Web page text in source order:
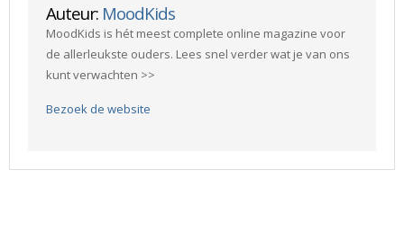
Auteur: MoodKids
MoodKids is hét meest complete online magazine voor
de allerleukste ouders. Lees snel verder wat je van ons
kunt verwachten >>
Bezoek de website